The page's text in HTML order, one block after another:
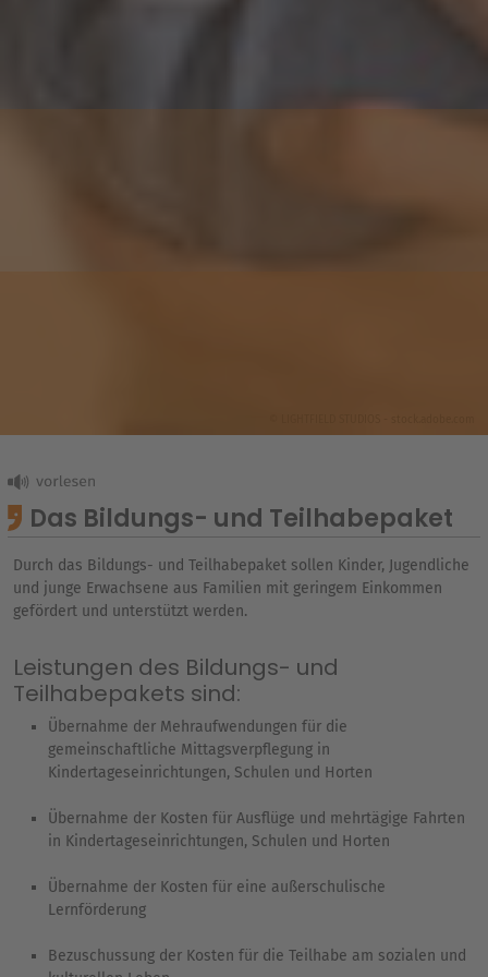
Das Bildungs- und Teilhabepaket
Durch das Bildungs- und Teilhabepaket sollen Kinder, Jugendliche
und junge Erwachsene aus Familien mit geringem Einkommen
gefördert und unterstützt werden.
Leistungen des Bildungs- und
Teilhabepakets sind:
Übernahme der Mehraufwendungen für die
gemeinschaftliche Mittagsverpflegung in
Kindertageseinrichtungen, Schulen und Horten
Übernahme der Kosten für Ausflüge und mehrtägige Fahrten
in Kindertageseinrichtungen, Schulen und Horten
Übernahme der Kosten für eine außerschulische
Lernförderung
Bezuschussung der Kosten für die Teilhabe am sozialen und